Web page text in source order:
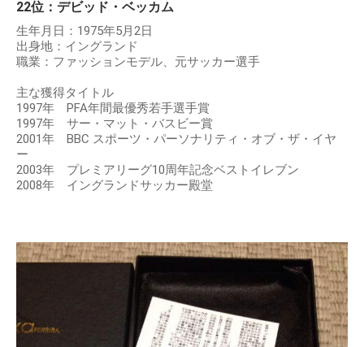
22位：デビッド・ベッカム
生年月日：1975年5月2日
出身地：イングランド
職業：ファッションモデル、元サッカー選手
主な獲得タイトル
1997年 PFA年間最優秀若手選手賞
1997年 サー・マット・バスビー賞
2001年 BBC スポーツ・パーソナリティ・オブ・ザ・イヤ
ー
2003年 プレミアリーグ10周年記念ベストイレブン
2008年 イングランドサッカー殿堂